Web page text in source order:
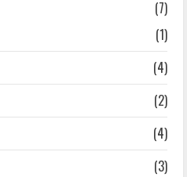
(7)
(1)
(4)
(2)
(4)
(3)